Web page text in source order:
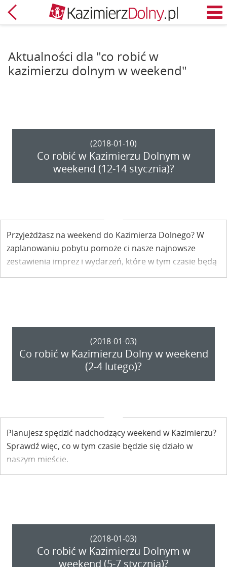
Powrót
Aktualności dla "co robić w
kazimierzu dolnym w weekend"
(2018-01-10)
Co robić w Kazimierzu Dolnym w
weekend (12-14 stycznia)?
Przyjeżdżasz na weekend do Kazimierza Dolnego? W
zaplanowaniu pobytu pomoże ci nasze najnowsze
zestawienia imprez i wydarzeń, które w tym czasie będą
organizowane w mieście.
(2018-01-03)
Co robić w Kazimierzu Dolny w weekend
(2-4 lutego)?
Planujesz spędzić nadchodzący weekend w Kazimierzu?
Sprawdź więc, co w tym czasie będzie się działo w
naszym mieście.
(2018-01-03)
Co robić w Kazimierzu Dolnym w
weekend (5-7 stycznia)?